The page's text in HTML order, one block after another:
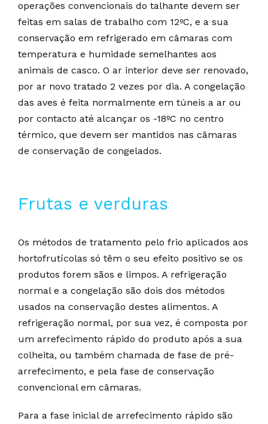
operações convencionais do talhante devem ser
feitas em salas de trabalho com 12ºC, e a sua
conservação em refrigerado em câmaras com
temperatura e humidade semelhantes aos
animais de casco. O ar interior deve ser renovado,
por ar novo tratado 2 vezes por dia. A congelação
das aves é feita normalmente em túneis a ar ou
por contacto até alcançar os -18ºC no centro
térmico, que devem ser mantidos nas câmaras
de conservação de congelados.
Frutas e verduras
Os métodos de tratamento pelo frio aplicados aos
hortofrutícolas só têm o seu efeito positivo se os
produtos forem sãos e limpos. A refrigeração
normal e a congelação são dois dos métodos
usados na conservação destes alimentos. A
refrigeração normal, por sua vez, é composta por
um arrefecimento rápido do produto após a sua
colheita, ou também chamada de fase de pré-
arrefecimento, e pela fase de conservação
convencional em câmaras.
Para a fase inicial de arrefecimento rápido são